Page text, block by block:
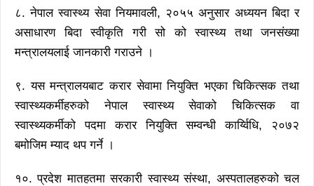
८. नेपाल स्वास्थ्य सेवा नियमावली, २०५५ अनुसार अध्ययन बिदा र
असाधारण बिदा स्वीकृति गरी सो को स्वास्थ्य तथा जनसंख्या
मन्त्रालयलाई जानकारी गराउने ।
९. यस मन्त्रालयबाट करार सेवामा नियुक्ति भएका चिकित्सक तथा
स्वास्थ्यकर्मीहरुको नेपाल स्वास्थ्य सेवाको चिकित्सक वा
स्वास्थ्यकर्मीको पदमा करार नियुक्ति सम्वन्धी कार्य्विधि, २०७२
बमोजिम म्याद थप गर्ने ।
१०. प्रदेश मातहतमा सरकारी स्वास्थ्य संस्था, अस्पतालहरुको चल